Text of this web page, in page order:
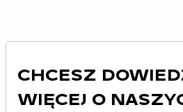
CHCESZ
WIĘCEJ O